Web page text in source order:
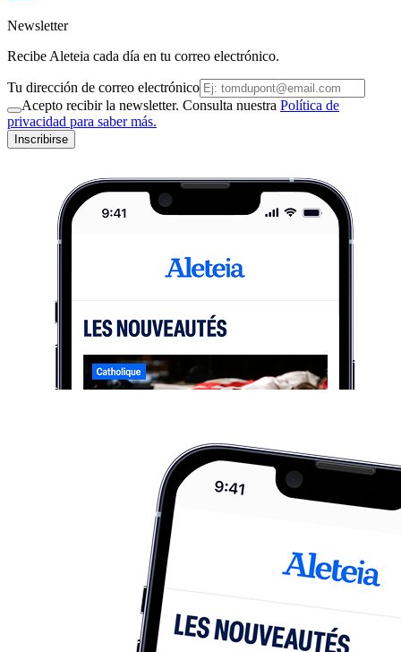
Newsletter
Recibe Aleteia cada día en tu correo electrónico.
Tu dirección de correo electrónico
Acepto recibir la newsletter. Consulta nuestra Política de
privacidad para saber más.
Inscribirse